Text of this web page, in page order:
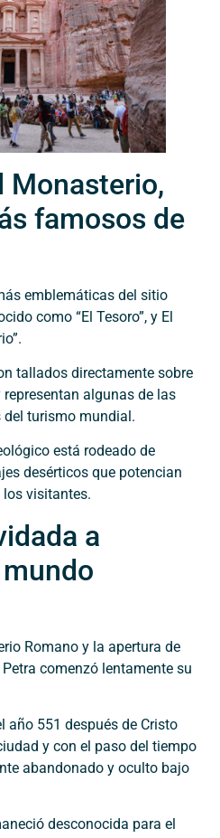
Monasterio,
famosos de
emblemáticas del sitio
como “El Tesoro”, y El
tallados directamente sobre
algunas de las
turismo mundial.
está rodeado de
desérticos que potencian
visitantes.
a
Romano y la apertura de
comenzó lentamente su
año 551 después de Cristo
y con el paso del tiempo
abandonado y oculto bajo
desconocida para el